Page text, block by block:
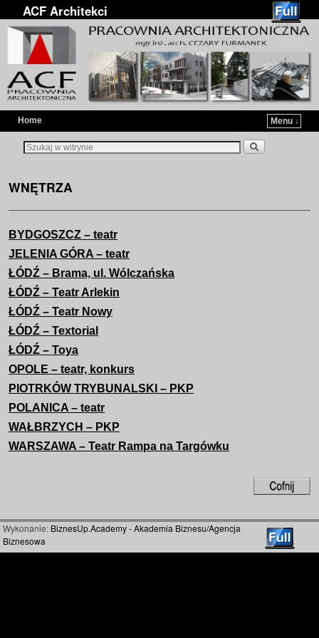
ACF Architekci
Home
Menu ↓
WNĘTRZA
BYDGOSZCZ – teatr
JELENIA GÓRA – teatr
ŁÓDŹ – Brama, ul. Wólczańska
ŁÓDŹ – Teatr Arlekin
ŁÓDŹ – Teatr Nowy
ŁÓDŹ – Textorial
ŁÓDŹ – Toya
OPOLE – teatr, konkurs
PIOTRKÓW TRYBUNALSKI – PKP
POLANICA – teatr
WAŁBRZYCH – PKP
WARSZAWA – Teatr Rampa na Targówku
Wykonanie: BiznesUp.Academy - Akademia Biznesu/Agencja
Biznesowa